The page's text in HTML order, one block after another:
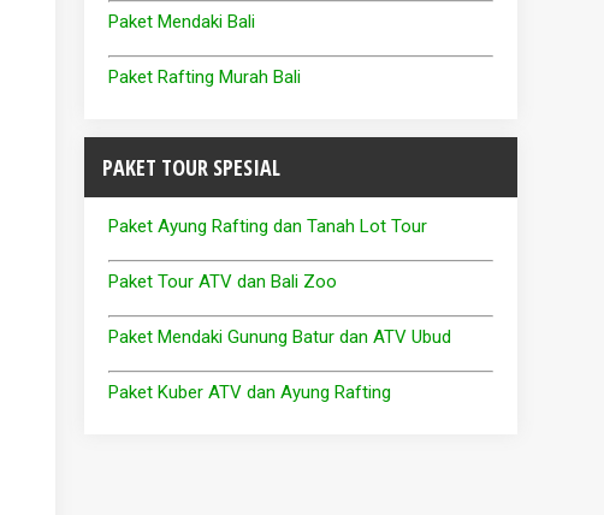
Paket Mendaki Bali
Paket Rafting Murah Bali
PAKET TOUR SPESIAL
Paket Ayung Rafting dan Tanah Lot Tour
Paket Tour ATV dan Bali Zoo
Paket Mendaki Gunung Batur dan ATV Ubud
Paket Kuber ATV dan Ayung Rafting